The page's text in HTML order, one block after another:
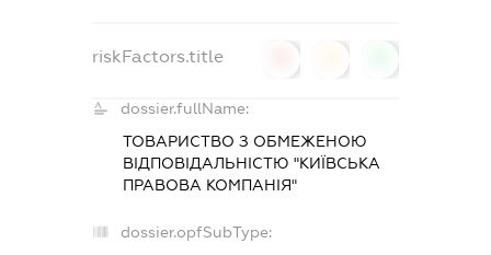
riskFactors.title
dossier.fullName:
ТОВАРИСТВО З ОБМЕЖЕНОЮ
ВІДПОВІДАЛЬНІСТЮ "КИЇВСЬКА
ПРАВОВА КОМПАНІЯ"
dossier.opfSubType: